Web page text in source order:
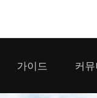
배틀그라
가이드 커